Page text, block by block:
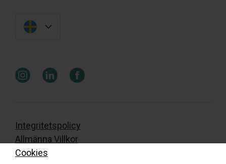
Integritetspolicy
Allmänna Villkor
Cookies